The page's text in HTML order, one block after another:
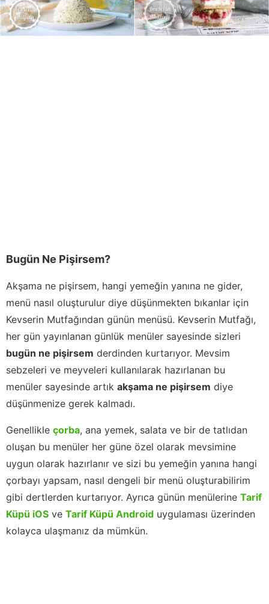
Bugün Ne Pişirsem?
Akşama ne pişirsem, hangi yemeğin yanına ne gider,
menü nasıl oluşturulur diye düşünmekten bıkanlar için
Kevserin Mutfağından günün menüsü. Kevserin Mutfağı,
her gün yayınlanan günlük menüler sayesinde sizleri
bugün ne pişirsem derdinden kurtarıyor. Mevsim
sebzeleri ve meyveleri kullanılarak hazırlanan bu
menüler sayesinde artık akşama ne pişirsem diye
düşünmenize gerek kalmadı.
Genellikle çorba, ana yemek, salata ve bir de tatlıdan
oluşan bu menüler her güne özel olarak mevsimine
uygun olarak hazırlanır ve sizi bu yemeğin yanına hangi
çorbayı yapsam, nasıl dengeli bir menü oluşturabilirim
gibi dertlerden kurtarıyor. Ayrıca günün menülerine Tarif
Küpü iOS ve Tarif Küpü Android uygulaması üzerinden
kolayca ulaşmanız da mümkün.